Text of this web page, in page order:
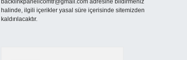
backlinkpanelicomtr@gmail.comadresine bildirmeniz
halinde, ilgili içerikler yasal süre içerisinde sitemizden
kaldırılacaktır.